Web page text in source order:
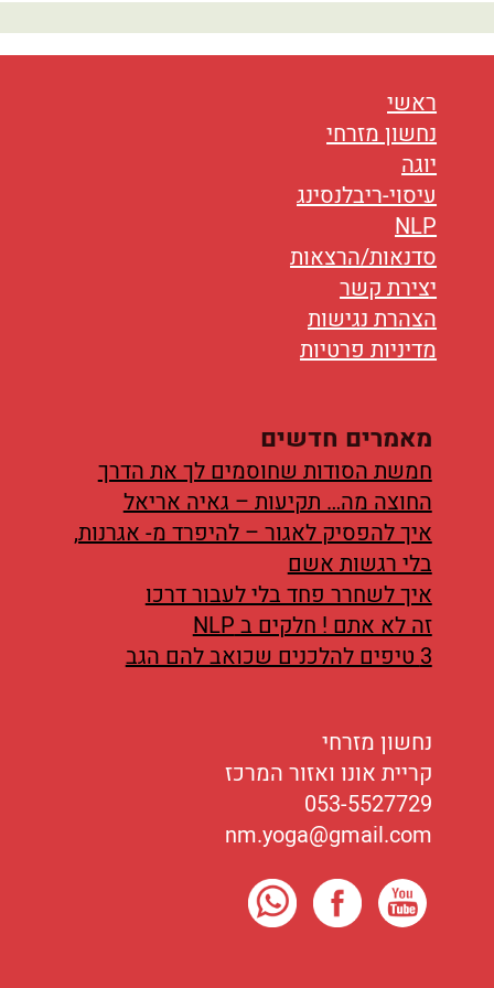
אורח חיים
בריאות
טיפולים
עיסוי
ראשי
נחשון מזרחי
יוגה
עיסוי-ריבלנסינג
NLP
סדנאות/הרצאות
יצירת קשר
הצהרת נגישות
מדיניות פרטיות
מאמרים חדשים
חמשת הסודות שחוסמים לך את הדרך
החוצה מה… תקיעות – גאיה אריאל
איך להפסיק לאגור – להיפרד מ- אגרנות,
בלי רגשות אשם
איך לשחרר פחד בלי לעבור דרכו
זה לא אתם ! חלקים ב NLP
3 טיפים להלכנים שכואב להם הגב
נחשון מזרחי
קריית אונו ואזור המרכז
053-5527729
nm.yoga@gmail.com